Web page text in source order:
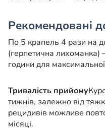
Рекомендовані
По 5 крапель 4 рази на
(герпетична
години для
Тривалість прийому
тижнів, залежно від
рецидивів можливе
місяці.